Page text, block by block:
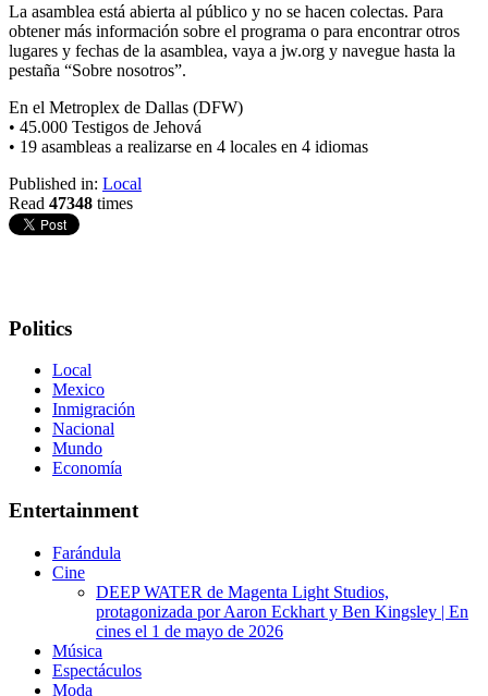
La asamblea está abierta al público y no se hacen colectas. Para
obtener más información sobre el programa o para encontrar otros
lugares y fechas de la asamblea, vaya a jw.org y navegue hasta la
pestaña “Sobre nosotros”.
En el Metroplex de Dallas (DFW)
• 45.000 Testigos de Jehová
• 19 asambleas a realizarse en 4 locales en 4 idiomas
Published in: Local
Read 47348 times
Politics
Local
Mexico
Inmigración
Nacional
Mundo
Economía
Entertainment
Farándula
Cine
DEEP WATER de Magenta Light Studios,
protagonizada por Aaron Eckhart y Ben Kingsley | En
cines el 1 de mayo de 2026
Música
Espectáculos
Moda